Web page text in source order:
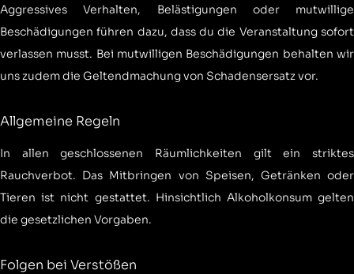
Aggressives Verhalten, Belästigungen oder mutwillige
Beschädigungen führen dazu, dass du die Veranstaltung sofort
verlassen musst. Bei mutwilligen Beschädigungen behalten wir
uns zudem die Geltendmachung von Schadensersatz vor.
Allgemeine Regeln
In allen geschlossenen Räumlichkeiten gilt ein striktes
Rauchverbot. Das Mitbringen von Speisen, Getränken oder
Tieren ist nicht gestattet. Hinsichtlich Alkoholkonsum gelten
die gesetzlichen Vorgaben.
Folgen bei Verstößen